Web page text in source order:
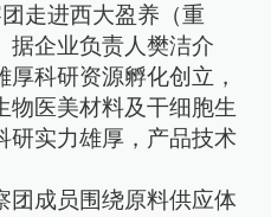
走进西大盈养（重
据企业负责人樊洁介
科研资源孵化创立，
物医美材料及干细胞生
研实力雄厚，产品技术
团成员围绕原料供应体